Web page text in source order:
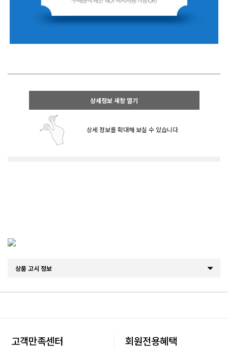
상세정보 새창 열기
상세 정보를 확대해 보실 수 있습니다.
상품 고시 정보
고객만족센터 회원전용혜택